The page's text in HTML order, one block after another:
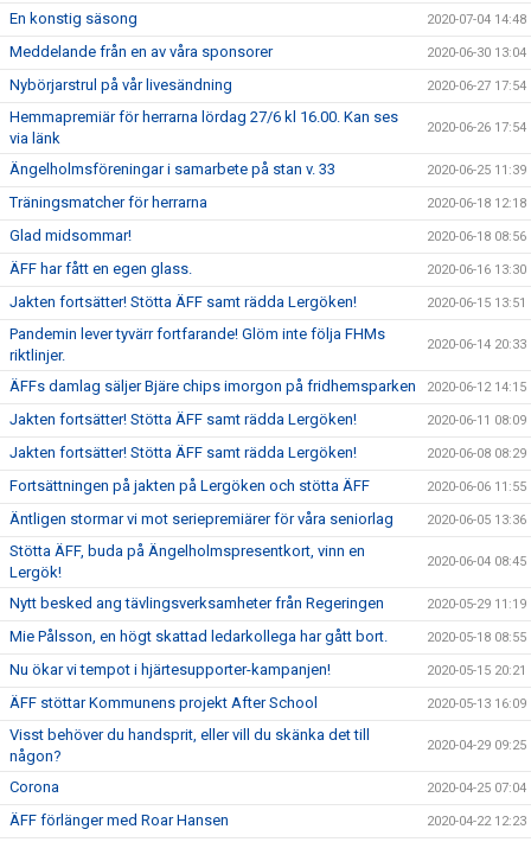
En konstig säsong 2020-07-04 14:48
Meddelande från en av våra sponsorer 2020-06-30 13:04
Nybörjarstrul på vår livesändning 2020-06-27 17:54
Hemmapremiär för herrarna lördag 27/6 kl 16.00. Kan ses
via länk
2020-06-26 17:54
Ängelholmsföreningar i samarbete på stan v. 33 2020-06-25 11:39
Träningsmatcher för herrarna 2020-06-18 12:18
Glad midsommar! 2020-06-18 08:56
ÄFF har fått en egen glass. 2020-06-16 13:30
Jakten fortsätter! Stötta ÄFF samt rädda Lergöken! 2020-06-15 13:51
Pandemin lever tyvärr fortfarande! Glöm inte följa FHMs
riktlinjer.
2020-06-14 20:33
ÄFFs damlag säljer Bjäre chips imorgon på fridhemsparken 2020-06-12 14:15
Jakten fortsätter! Stötta ÄFF samt rädda Lergöken! 2020-06-11 08:09
Jakten fortsätter! Stötta ÄFF samt rädda Lergöken! 2020-06-08 08:29
Fortsättningen på jakten på Lergöken och stötta ÄFF 2020-06-06 11:55
Äntligen stormar vi mot seriepremiärer för våra seniorlag 2020-06-05 13:36
Stötta ÄFF, buda på Ängelholmspresentkort, vinn en
Lergök!
2020-06-04 08:45
Nytt besked ang tävlingsverksamheter från Regeringen 2020-05-29 11:19
Mie Pålsson, en högt skattad ledarkollega har gått bort. 2020-05-18 08:55
Nu ökar vi tempot i hjärtesupporter-kampanjen! 2020-05-15 20:21
ÄFF stöttar Kommunens projekt After School 2020-05-13 16:09
Visst behöver du handsprit, eller vill du skänka det till
någon?
2020-04-29 09:25
Corona 2020-04-25 07:04
ÄFF förlänger med Roar Hansen 2020-04-22 12:23